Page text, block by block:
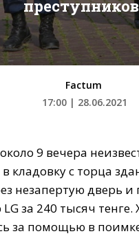
преступников
Factum
17:00 | 28.06.2021
9 вечера
кладовку с торца
незапертую дверь и
за 240 тысяч тенге.
за помощью в